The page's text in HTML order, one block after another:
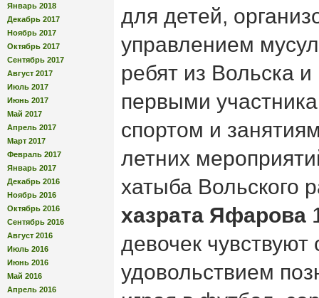
Январь 2018
Декабрь 2017
Ноябрь 2017
Октябрь 2017
Сентябрь 2017
Август 2017
Июль 2017
Июнь 2017
Май 2017
Апрель 2017
Март 2017
Февраль 2017
Январь 2017
Декабрь 2016
Ноябрь 2016
Октябрь 2016
Сентябрь 2016
Август 2016
Июль 2016
Июнь 2016
Май 2016
Апрель 2016
для детей,
управлением
ребят из Вольска
первыми
спортом и
летних
хатыба Вольского
хазрата Яфарова
девочек чувствуют
удовольствием